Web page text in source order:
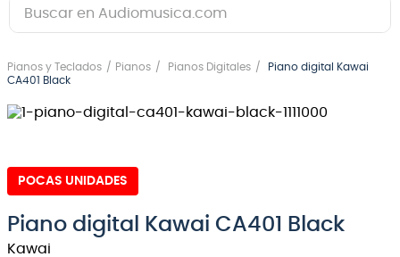
Pianos y Teclados Pianos Pianos Digitales
Piano digital Kawai
CA401 Black
POCAS UNIDADES
Piano digital Kawai CA401 Black
Kawai
1.
guitarra electrica
2.
bajo
4.
pioneerdj
6.
teclado